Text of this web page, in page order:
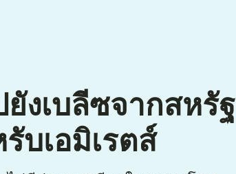
ยังเบลีซจากสหรัฐ
บเอมิเรตส์